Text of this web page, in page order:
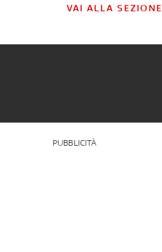
VAI ALLA SEZIONE
PUBBLICITÀ